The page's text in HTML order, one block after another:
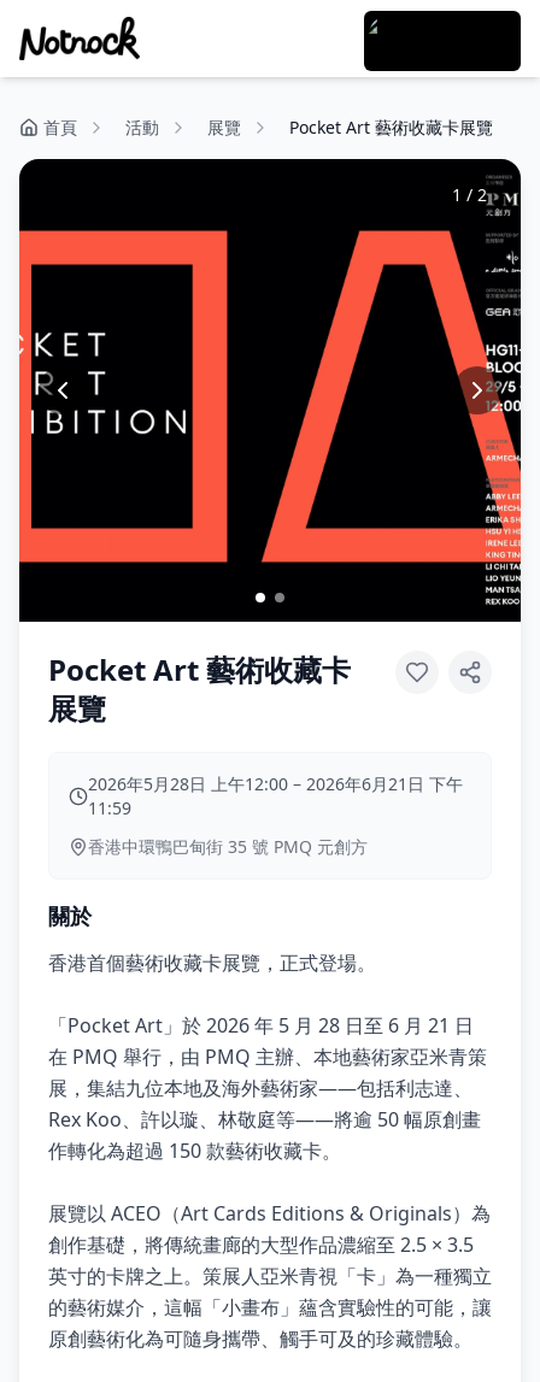
首頁 活動 展覽 Pocket Art 藝術收藏卡展覽
1 / 2
Pocket Art 藝術收藏卡
展覽
2026年5月28日 上午12:00 – 2026年6月21日 下午
11:59
香港中環鴨巴甸街 35 號 PMQ 元創方
關於
香港首個藝術收藏卡展覽，正式登場。
「Pocket Art」於 2026 年 5 月 28 日至 6 月 21 日
在 PMQ 舉行，由 PMQ 主辦、本地藝術家亞米青策
展，集結九位本地及海外藝術家——包括利志達、
Rex Koo、許以璇、林敬庭等——將逾 50 幅原創畫
作轉化為超過 150 款藝術收藏卡。
展覽以 ACEO（Art Cards Editions & Originals）為
創作基礎，將傳統畫廊的大型作品濃縮至 2.5 × 3.5
英寸的卡牌之上。策展人亞米青視「卡」為一種獨立
的藝術媒介，這幅「小畫布」蘊含實驗性的可能，讓
原創藝術化為可隨身攜帶、觸手可及的珍藏體驗。